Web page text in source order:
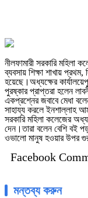
নীলফামারী সরকারি মহিলা
ব্যবসায় শিক্ষা শাখায়
হয়েছে।অধ্যক্ষের
পুরষ্কার প্রাপ্তরা হলেন
একপ্রশ্নের জবাবে মেধা
সাহায্য করলে ইনশাল্লাহ
সরকারি মহিলা কলেজের
দেন।তারা বলেন বেশি বই
ওভালো মানুষ হওয়ার উপর
Facebook
মন্তব্য করুন